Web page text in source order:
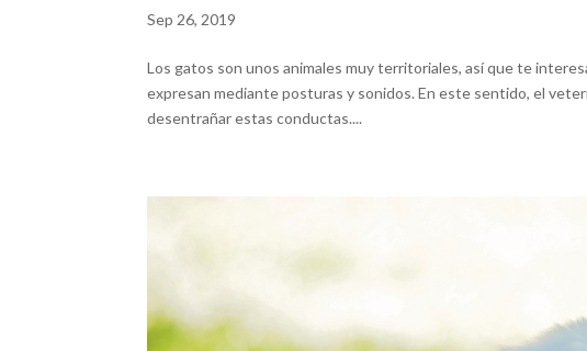
Sep 26, 2019
Los gatos son unos animales muy territoriales, así que te
expresan mediante posturas y sonidos. En este sentido, el
desentrañar estas conductas....